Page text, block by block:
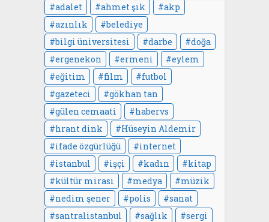
adalet ahmet şık
akp
azınlık
belediye
bilgi üniversitesi
darbe
doğa
ergenekon
ermeni
eylem
eğitim
film
futbol
gazeteci
gökhan tan
gülen cemaati
habervs
hrant dink
Hüseyin Aldemir
ifade özgürlüğü
internet
istanbul
işçi kadın
kitap
kültür mirası
medya
müzik
nedim şener
polis
sanat
santralistanbul
sağlık
sergi